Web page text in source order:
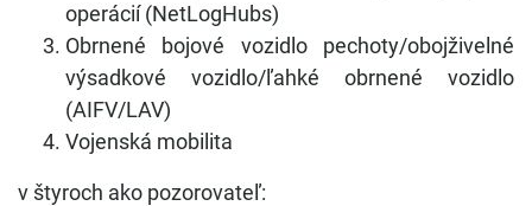
operácií (NetLogHubs)
Obrnené bojové vozidlo pechoty/obojživelné
výsadkové vozidlo/ľahké obrnené vozidlo
(AIFV/LAV)
Vojenská mobilita
v štyroch ako pozorovateľ: